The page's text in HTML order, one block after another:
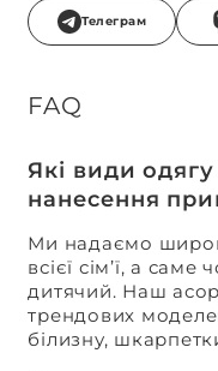
Телеграм
FAQ
Які види
нанесення
Ми надаємо
всієї сім’ї, а
дитячий. Наш
трендових
білизну,